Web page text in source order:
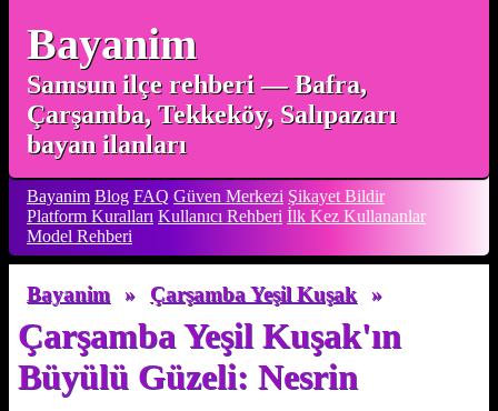
Bayanim
Samsun ilçe rehberi — Bafra,
Çarşamba, Tekkeköy, Salıpazarı
bayan ilanları
Bayanim Blog FAQ Güven Merkezi Şikayet Bildir
Platform Kuralları Kullanıcı Rehberi İlk Kez Kullananlar
Model Rehberi
Bayanim » Çarşamba Yeşil Kuşak »
Çarşamba Yeşil Kuşak'ın
Büyülü Güzeli: Nesrin